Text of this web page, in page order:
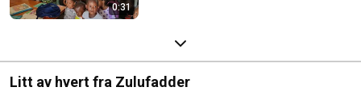
0:31
Litt av hvert fra Zulufadder